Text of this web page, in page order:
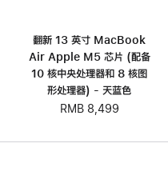
翻新 13 英寸 MacBook
Air Apple M5 芯片 (配备
10 核中央处理器和 8 核图
形处理器) - 天蓝色
RMB 8,499